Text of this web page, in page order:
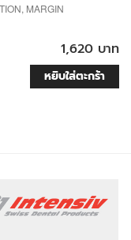
MARGIN
1,620 บาท
หยิบใส่ตะกร้า